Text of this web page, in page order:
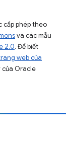
cấp phép theo
và các mẫu
2.0. Để biết
web của
của Oracle